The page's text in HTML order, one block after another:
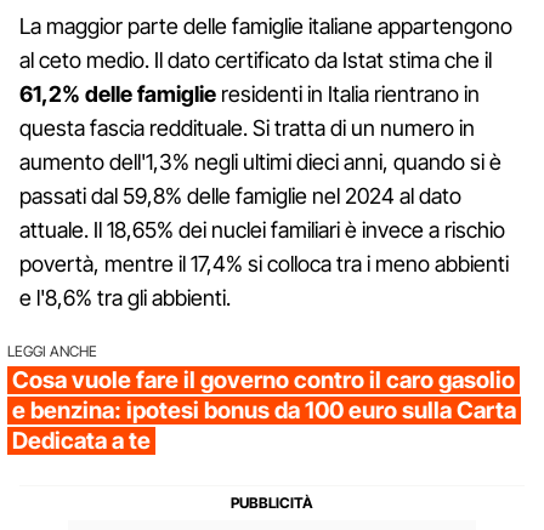
La maggior parte delle famiglie italiane appartengono
al ceto medio. Il dato certificato da Istat stima che il
61,2% delle famiglie residenti in Italia rientrano in
questa fascia reddituale. Si tratta di un numero in
aumento dell'1,3% negli ultimi dieci anni, quando si è
passati dal 59,8% delle famiglie nel 2024 al dato
attuale. Il 18,65% dei nuclei familiari è invece a rischio
povertà, mentre il 17,4% si colloca tra i meno abbienti
e l'8,6% tra gli abbienti.
LEGGI ANCHE
Cosa vuole fare il governo contro il caro gasolio
e benzina: ipotesi bonus da 100 euro sulla Carta
Dedicata a te